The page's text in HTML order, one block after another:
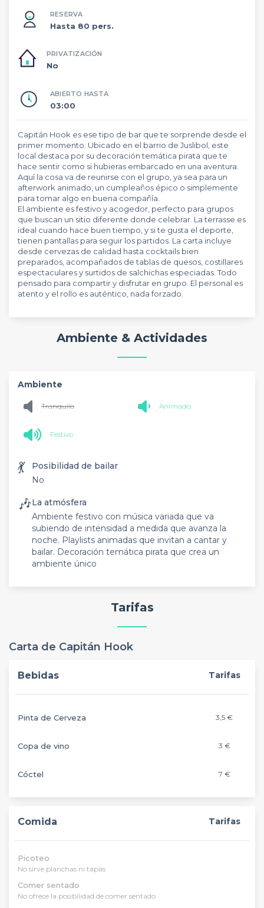
RESERVA
Hasta 80 pers.
PRIVATIZACIÓN
No
ABIERTO HASTA
03:00
Capitán Hook es ese tipo de bar que te sorprende desde el
primer momento. Ubicado en el barrio de Juslibol, este
local destaca por su decoración temática pirata que te
hace sentir como si hubieras embarcado en una aventura.
Aquí la cosa va de reunirse con el grupo, ya sea para un
afterwork animado, un cumpleaños épico o simplemente
para tomar algo en buena compañía.
El ambiente es festivo y acogedor, perfecto para grupos
que buscan un sitio diferente donde celebrar. La terrasse es
ideal cuando hace buen tiempo, y si te gusta el deporte,
tienen pantallas para seguir los partidos. La carta incluye
desde cervezas de calidad hasta cocktails bien
preparados, acompañados de tablas de quesos, costillares
espectaculares y surtidos de salchichas especiadas. Todo
pensado para compartir y disfrutar en grupo. El personal es
atento y el rollo es auténtico, nada forzado.
Ambiente & Actividades
Ambiente
Tranquilo Animado
Festivo
💃
Posibilidad de bailar
No
🎶La atmósfera
Ambiente festivo con música variada que va
subiendo de intensidad a medida que avanza la
noche. Playlists animadas que invitan a cantar y
bailar. Decoración temática pirata que crea un
ambiente único
Tarifas
Carta de Capitán Hook
Bebidas Tarifas
Pinta de Cerveza 3,5 €
Copa de vino 3 €
Cóctel 7 €
Comida Tarifas
Picoteo
No sirve planchas ni tapas
Comer sentado
No ofrece la posibilidad de comer sentado